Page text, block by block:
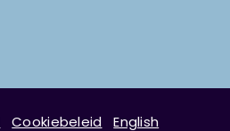
Cookiebeleid English